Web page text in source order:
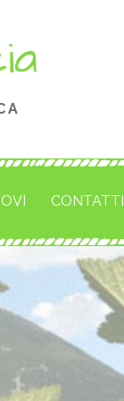
CONTATTI